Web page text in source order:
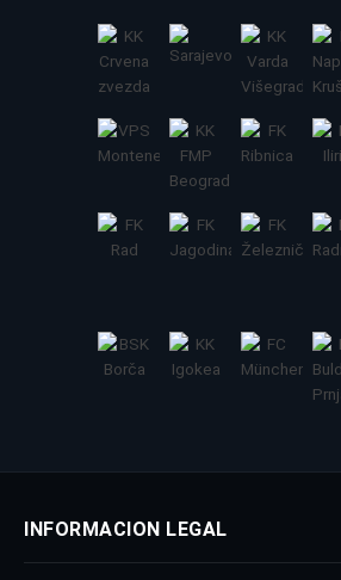
INFORMACION LEGAL